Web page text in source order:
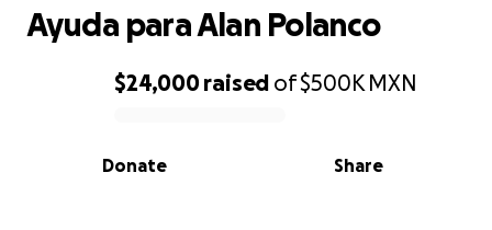
0% complete
$24,000raised of$500K MXN
Share
Donate
Ayuda para Alan Polanco